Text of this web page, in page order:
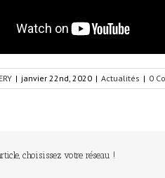
| janvier 22nd, 2020 | Actualités | 0
choisissez votre réseau !